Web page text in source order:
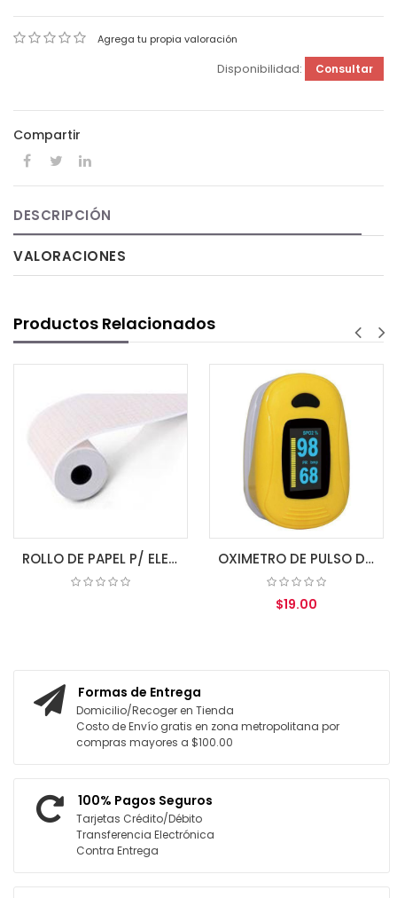
Agrega tu propia valoración
Disponibilidad: Consultar
Compartir
DESCRIPCIÓN
VALORACIONES
Productos Relacionados
ROLLO DE PAPEL P/ ELECTROCARDIOGRAFO 80MM X 20MM 3 CH OXIMETRO DE PULSO DE DEDO A3 IPX1 ZONDAN
$19.00
Formas de Entrega
Domicilio/Recoger en Tienda
Costo de Envío gratis en zona metropolitana por
compras mayores a $100.00
100% Pagos Seguros
Tarjetas Crédito/Débito
Transferencia Electrónica
Contra Entrega